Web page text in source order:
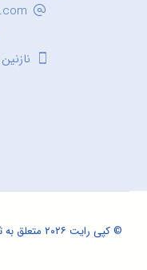
نازنین
© کپی رایت ۲۰۲۶ متعلق به ثبت کریم خان می باشد.